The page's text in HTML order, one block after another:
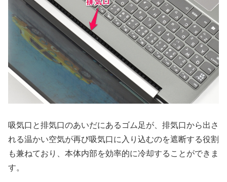
吸気口と排気口のあいだにあるゴム足が、排気口から出さ
れる温かい空気が再び吸気口に入り込むのを遮断する役割
も兼ねており、本体内部を効率的に冷却することができま
す。